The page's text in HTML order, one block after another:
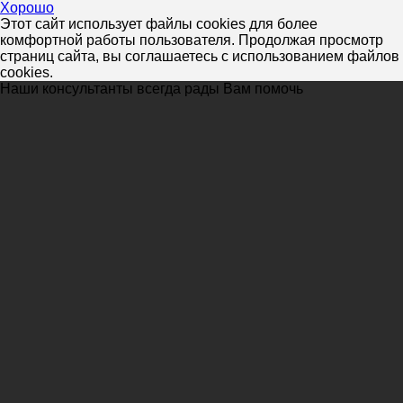
Хорошо
Этот сайт использует файлы cookies для более
комфортной работы пользователя. Продолжая просмотр
страниц сайта, вы соглашаетесь с использованием файлов
cookies.
Наши консультанты всегда рады Вам помочь